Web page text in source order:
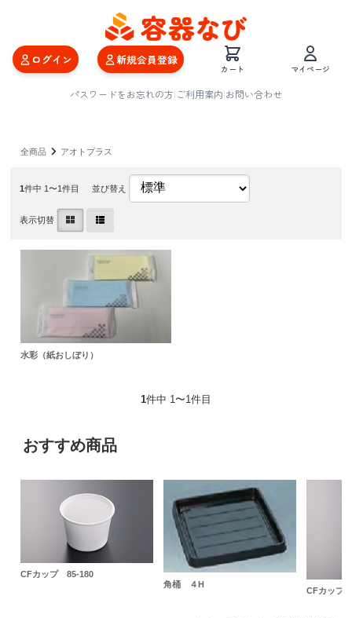
ログイン 新規会員登録
カート マイページ
パスワードをお忘れの方|ご利用案内|お問い合わせ
全商品 アオトプラス
1件中 1〜1件目 並び替え
表示切替
水彩（紙おしぼり）
1件中 1〜1件目
おすすめ商品
CFカップ 85-180
角桶 ４H
CFカップ